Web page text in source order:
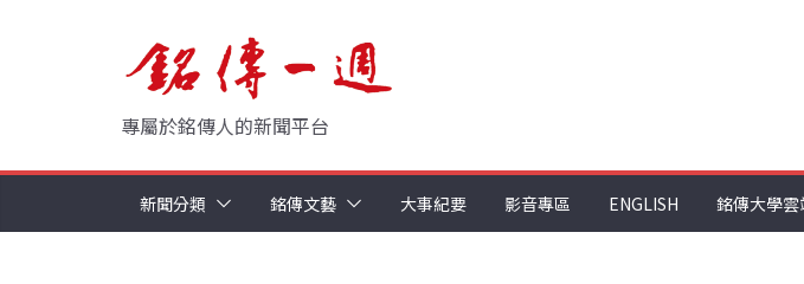
專屬於銘傳人的新聞平台
新聞分類 銘傳文藝 大事紀要 影音專區 ENGLISH 銘傳大學雲